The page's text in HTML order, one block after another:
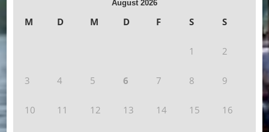
August 2026
M D M D F S S
1 2
3 4 5 6 7 8 9
10 11 12 13 14 15 16